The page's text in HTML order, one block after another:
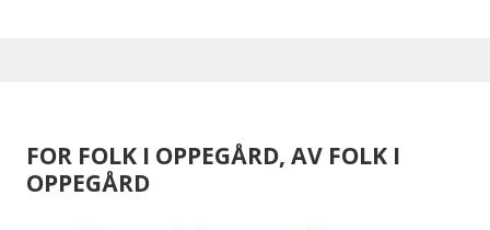
FOR FOLK I OPPEGÅRD, AV FOLK I
OPPEGÅRD